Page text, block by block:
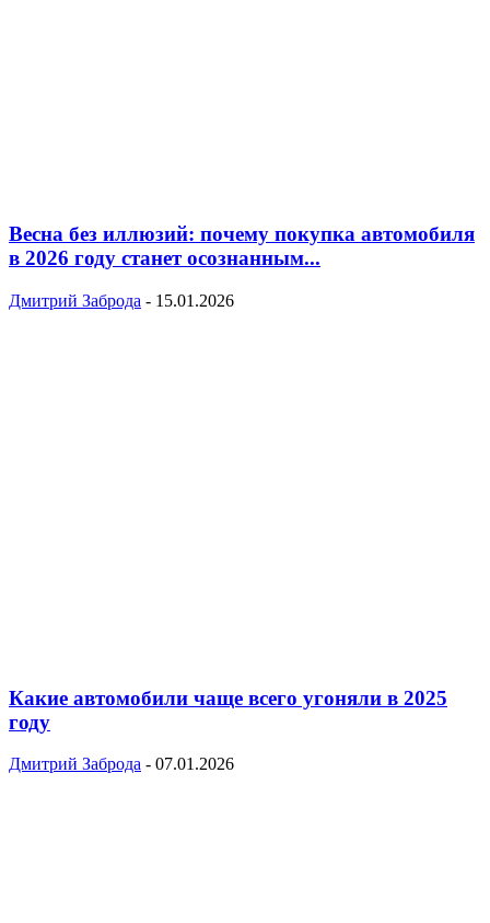
Весна без иллюзий: почему покупка автомобиля
в 2026 году станет осознанным...
Дмитрий Заброда - 15.01.2026
Какие автомобили чаще всего угоняли в 2025
году
Дмитрий Заброда - 07.01.2026